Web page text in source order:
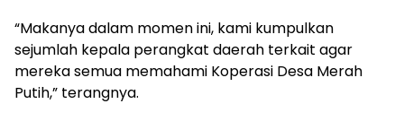
“Makanya dalam momen ini, kami kumpulkan
sejumlah kepala perangkat daerah terkait agar
mereka semua memahami Koperasi Desa Merah
Putih,” terangnya.